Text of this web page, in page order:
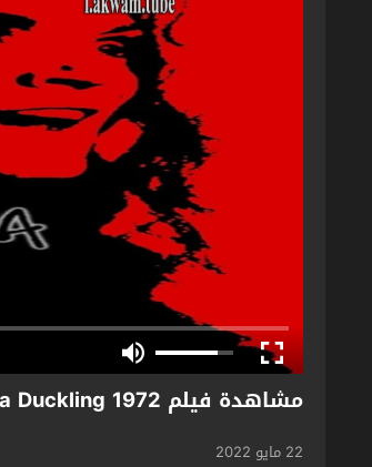
مشاهدة فيلم Don’t Torture a Duckling 1972 مترجم
22 مايو 2022